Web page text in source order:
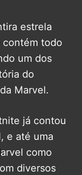
estrela
contém todo
um dos
do
Marvel.
já contou
e até uma
como
diversos